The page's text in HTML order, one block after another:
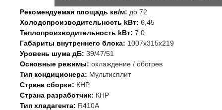
Рекомендуемая площадь кв/м: до 72
Холодопроизводительность kВт: 6,45
Теплопроизводительность kВт: 7,0
Габариты внутреннего блока: 1007х315х219
Уровень шума дБ: 39/47/51
Основные режимы: охлаждение / обогрев
Тип кондиционера: Мультисплит
Страна сборки: КНР
Страна разработчик: КНР
Тип хладагента: R410A